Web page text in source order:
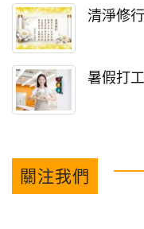
清淨修
暑假打
關注我們